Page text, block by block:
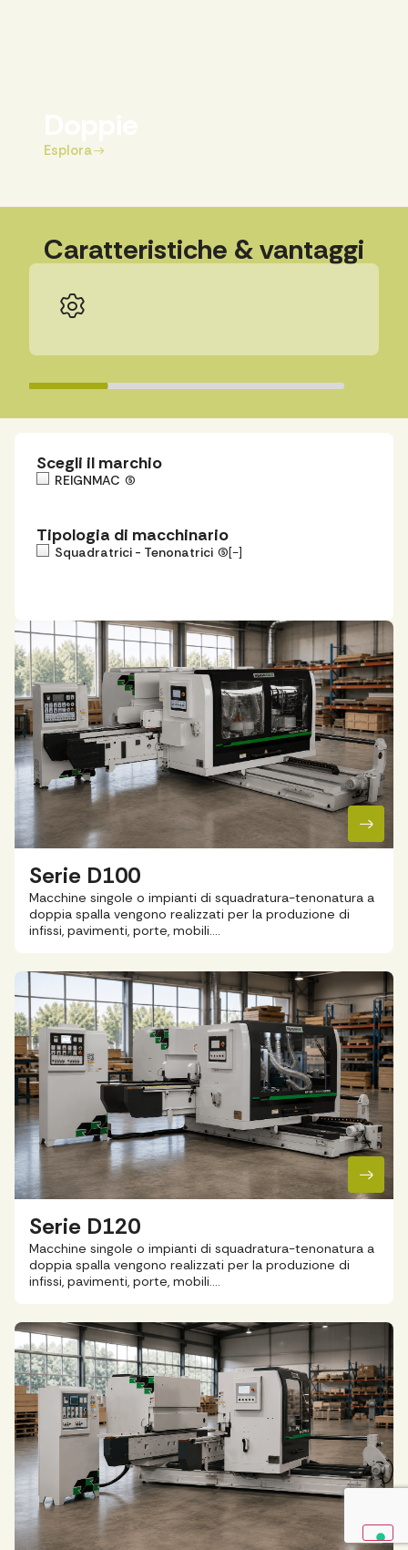
Esplora
Caratteristiche & vantaggi
Scegli il marchio
REIGNMAC (5)
Tipologia di macchinario
Squadratrici - Tenonatrici (5)[-]
Serie D100
Macchine singole o impianti di squadratura-tenonatura a
doppia spalla vengono realizzati per la produzione di
infissi, pavimenti, porte, mobili….
Serie D120
Macchine singole o impianti di squadratura-tenonatura a
doppia spalla vengono realizzati per la produzione di
infissi, pavimenti, porte, mobili….